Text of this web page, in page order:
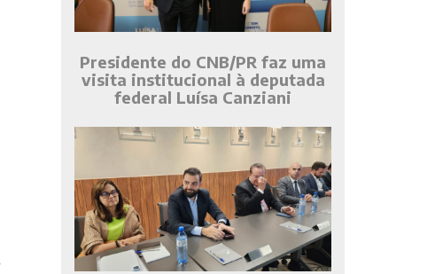
Presidente do CNB/PR faz uma
visita institucional à deputada
federal Luísa Canziani